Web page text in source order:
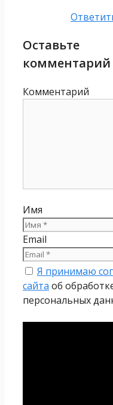
Оставьте
комментарий
Комментарий
Имя
Email
Я принимаю
сайта об
персональных